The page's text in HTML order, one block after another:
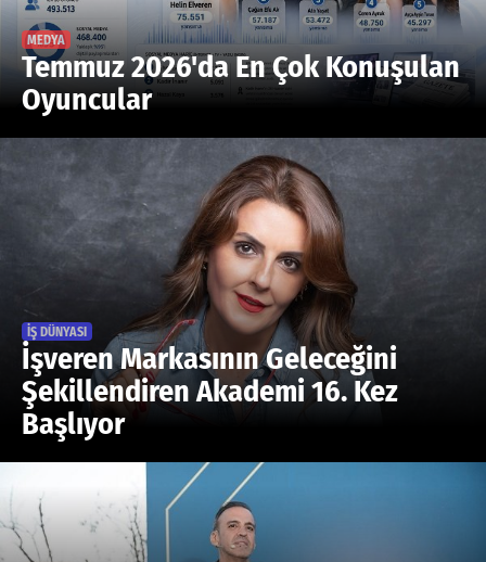
Facebook
Diziler
Karikatür
Youtube
Polemik
Reklam
Künye
SOSYAL MEDYA
Facebook
Twitter
Google Plus
© 2026 TÜM HAKLARI SAKLIDIR
MEDYA
Temmuz 2026'da En Çok Konuşulan
Oyuncular
İŞ DÜNYASI
İşveren Markasının Geleceğini
Şekillendiren Akademi 16. Kez
Başlıyor